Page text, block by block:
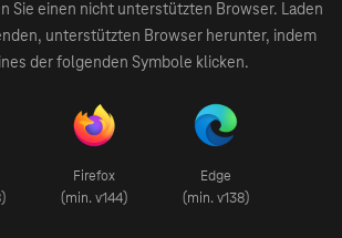
Sie einen nicht unterstützten Browser. Laden
unterstützten Browser herunter, indem
der folgenden Symbole klicken.
Firefox
(min. v144)
Edge
(min. v138)